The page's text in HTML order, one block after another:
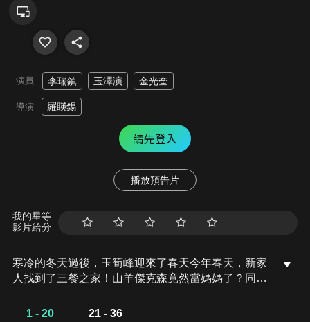
演員 李瑞鎮 玉澤演 金光奎
導演 羅䁐錫
請先登入
播放預告片
我的星等
影片給分
寒冷的冬天過後，玉筍峰迎來了春天今年春天，新家
人找到了三餐之家！山羊傑克森竟然當媽媽了？同
位新成員即將填補明奇的空缺！金光奎，從奴隸成功
1 - 20 21 - 36